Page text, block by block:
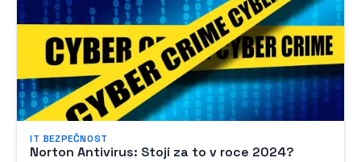
IT BEZPEČNOST
Norton Antivirus: Stojí za to v roce 2024?